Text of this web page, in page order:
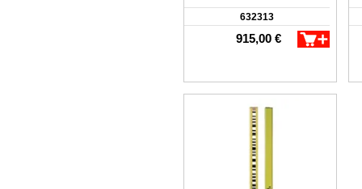
632313
915,00 €